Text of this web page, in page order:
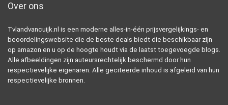
Over ons
Tvlandvancuijk.nl is een moderne alles-in-één prijsvergelijkings- en
beoordelingswebsite die de beste deals biedt die beschikbaar zijn
op amazon en u op de hoogte houdt via de laatst toegevoegde blogs.
Alle afbeeldingen zijn auteursrechtelijk beschermd door hun
respectievelijke eigenaren. Alle geciteerde inhoud is afgeleid van hun
respectievelijke bronnen.